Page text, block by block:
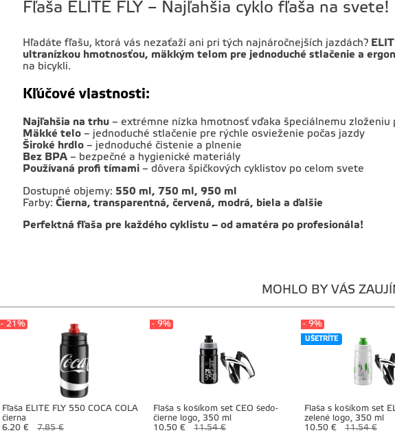
Fľaša ELITE FLY – Najľahšia cyklo fľaša na svete!
Hľadáte fľašu, ktorá vás nezaťaží ani pri tých najnáročnejších jazdách?
ultranízkou hmotnosťou, mäkkým telom pre jednoduché stlačenie a
na bicykli.
Kľúčové vlastnosti:
Najľahšia na trhu– extrémne nízka hmotnosť vďaka špeciálnemu zloženiu
Mäkké telo– jednoduché stlačenie pre rýchle osvieženie počas jazdy
Široké hrdlo– jednoduché čistenie a plnenie
Bez BPA– bezpečné a hygienické materiály
Používaná profi tímami– dôvera špičkových cyklistov po celom svete
Dostupné objemy: 550 ml, 750 ml, 950 ml
Farby: Čierna, transparentná, červená, modrá, biela a ďalšie
Perfektná fľaša pre každého cyklistu – od amatéra po profesionála!
MOHLO BY VÁS
Fľaša ELITE FLY 550 COCA COLA
čierna
- 21%
6.20 € 7.85 €
Flaša s košíkom set CEO šedo-
čierne logo, 350 ml
- 9%
10.50 € 11.54 €
Flaša s košíkom set
zelené logo, 350 ml
UŠETRÍTE
- 9%
10.50 € 11.54 €